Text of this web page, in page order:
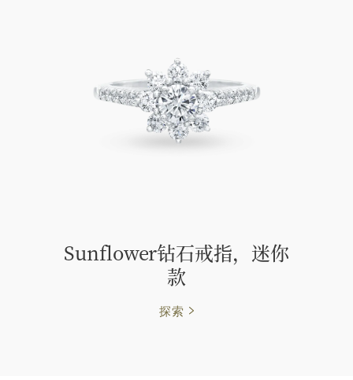
Sunflower钻石戒指，迷你
款
探索